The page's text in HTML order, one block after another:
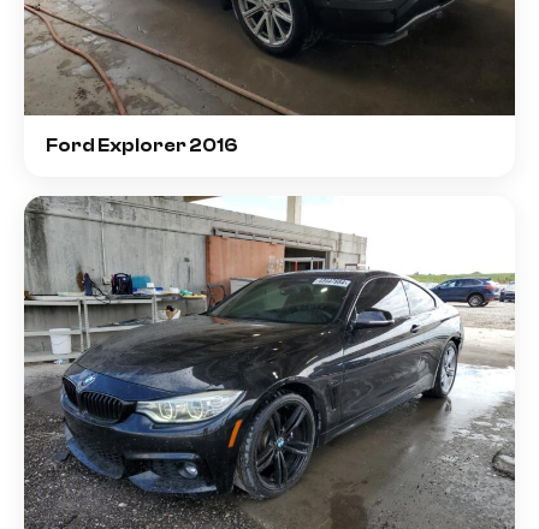
Ford Explorer 2016